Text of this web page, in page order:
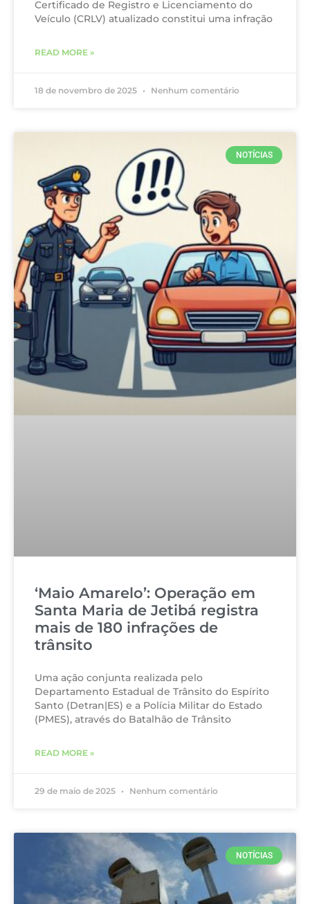
Certificado de Registro e Licenciamento do
Veículo (CRLV) atualizado constitui uma infração
READ MORE »
18 de novembro de 2025 Nenhum comentário
NOTÍCIAS
‘Maio Amarelo’: Operação em
Santa Maria de Jetibá registra
mais de 180 infrações de
trânsito
Uma ação conjunta realizada pelo
Departamento Estadual de Trânsito do Espírito
Santo (Detran|ES) e a Polícia Militar do Estado
(PMES), através do Batalhão de Trânsito
READ MORE »
29 de maio de 2025 Nenhum comentário
NOTÍCIAS